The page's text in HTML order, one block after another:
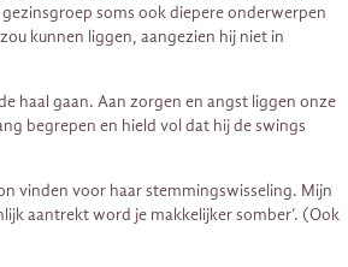
soms ook diepere onderwerpen
kunnen liggen, aangezien hij niet in
haal gaan. Aan zorgen en angst liggen onze
begrepen en hield vol dat hij de swings
vinden voor haar stemmingswisseling. Mijn
aantrekt word je makkelijker somber’. (Ook